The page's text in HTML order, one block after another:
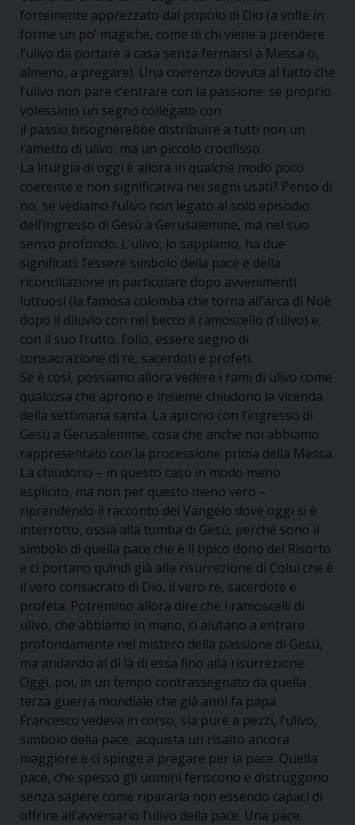
fortemente apprezzato dal popolo di Dio (a volte in
forme un po’ magiche, come di chi viene a prendere
l’ulivo da portare a casa senza fermarsi a Messa o,
almeno, a pregare). Una coerenza dovuta al fatto che
l’ulivo non pare c’entrare con la passione: se proprio
volessimo un segno collegato con
il passio bisognerebbe distribuire a tutti non un
rametto di ulivo, ma un piccolo crocifisso.
La liturgia di oggi è allora in qualche modo poco
coerente e non significativa nei segni usati? Penso di
no, se vediamo l’ulivo non legato al solo episodio
dell’ingresso di Gesù a Gerusalemme, ma nel suo
senso profondo. L’ulivo, lo sappiamo, ha due
significati: l’essere simbolo della pace e della
riconciliazione in particolare dopo avvenimenti
luttuosi (la famosa colomba che torna all’arca di Noè
dopo il diluvio con nel becco il ramoscello d’ulivo) e,
con il suo frutto, l’olio, essere segno di
consacrazione di re, sacerdoti e profeti.
Se è così, possiamo allora vedere i rami di ulivo come
qualcosa che aprono e insieme chiudono la vicenda
della settimana santa. La aprono con l’ingresso di
Gesù a Gerusalemme, cosa che anche noi abbiamo
rappresentato con la processione prima della Messa.
La chiudono – in questo caso in modo meno
esplicito, ma non per questo meno vero –
riprendendo il racconto del Vangelo dove oggi si è
interrotto, ossia alla tomba di Gesù, perché sono il
simbolo di quella pace che è il tipico dono del Risorto
e ci portano quindi già alla risurrezione di Colui che è
il vero consacrato di Dio, il vero re, sacerdote e
profeta. Potremmo allora dire che i ramoscelli di
ulivo, che abbiamo in mano, ci aiutano a entrare
profondamente nel mistero della passione di Gesù,
ma andando al di là di essa fino alla risurrezione.
Oggi, poi, in un tempo contrassegnato da quella
terza guerra mondiale che già anni fa papa
Francesco vedeva in corso, sia pure a pezzi, l’ulivo,
simbolo della pace, acquista un risalto ancora
maggiore e ci spinge a pregare per la pace. Quella
pace, che spesso gli uomini feriscono e distruggono
senza sapere come ripararla non essendo capaci di
offrire all’avversario l’ulivo della pace. Una pace,